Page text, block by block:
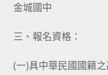
金城國中
三、報名資格：
(一)具中華民國國籍